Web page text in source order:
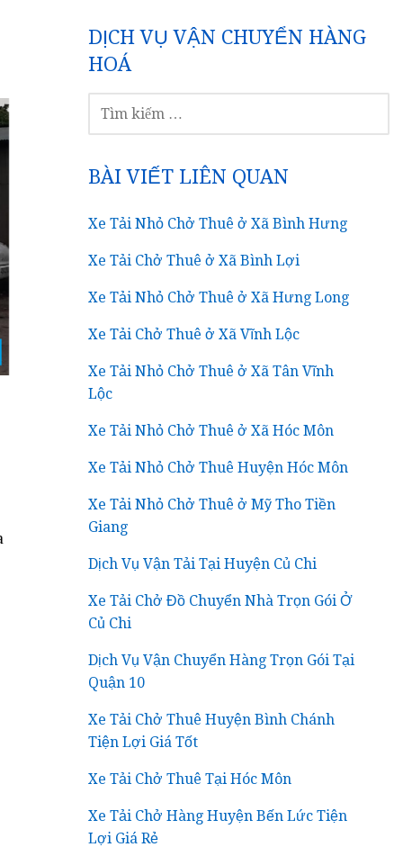
DỊCH VỤ VẬN CHUYỂN HÀNG
HOÁ
KIẾM
BÀI VIẾT LIÊN QUAN
Xe Tải Nhỏ Chở Thuê ở Xã Bình Hưng
Xe Tải Chở Thuê ở Xã Bình Lợi
Xe Tải Nhỏ Chở Thuê ở Xã Hưng Long
Xe Tải Chở Thuê ở Xã Vĩnh Lộc
Xe Tải Nhỏ Chở Thuê ở Xã Tân Vĩnh
Lộc
Xe Tải Nhỏ Chở Thuê ở Xã Hóc Môn
Xe Tải Nhỏ Chở Thuê Huyện Hóc Môn
Xe Tải Nhỏ Chở Thuê ở Mỹ Tho Tiền
Giang
Dịch Vụ Vận Tải Tại Huyện Củ Chi
Xe Tải Chở Đồ Chuyển Nhà Trọn Gói Ở
Củ Chi
Dịch Vụ Vận Chuyển Hàng Trọn Gói Tại
Quận 10
Xe Tải Chở Thuê Huyện Bình Chánh
Tiện Lợi Giá Tốt
Xe Tải Chở Thuê Tại Hóc Môn
Xe Tải Chở Hàng Huyện Bến Lức Tiện
Lợi Giá Rẻ